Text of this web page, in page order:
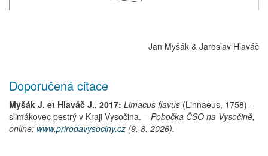
Jan Myšák & Jaroslav Hlaváč
Doporučená citace
Myšák J. et Hlaváč J., 2017: Limacus flavus (Linnaeus, 1758) -
slimákovec pestrý v Kraji Vysočina. – Pobočka ČSO na Vysočině,
online: www.prirodavysociny.cz (9. 8. 2026).